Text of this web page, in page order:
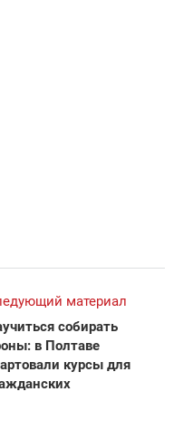
материал
собирать
в Полтаве
курсы для